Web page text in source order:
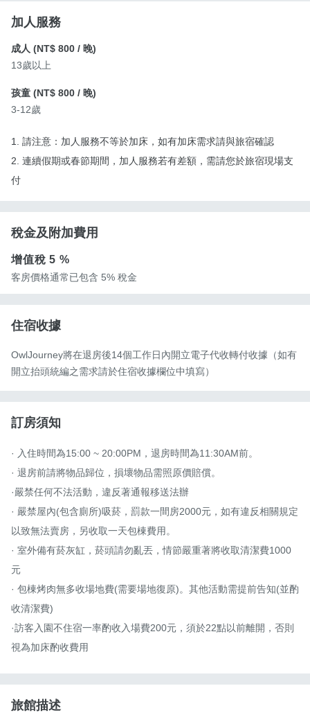
加人服務
成人 (NT$ 800 / 晚)
13歲以上
孩童 (NT$ 800 / 晚)
3-12歲
1. 請注意：加人服務不等於加床，如有加床需求請與旅宿確認
2. 連續假期或春節期間，加人服務若有差額，需請您於旅宿現場支
付
稅金及附加費用
增值稅5 %
客房價格通常已包含 5% 稅金
住宿收據
OwlJourney將在退房後14個工作日內開立電子代收轉付收據（如有
開立抬頭統編之需求請於住宿收據欄位中填寫）
訂房須知
· 入住時間為15:00 ~ 20:00PM，退房時間為11:30AM前。
· 退房前請將物品歸位，損壞物品需照原價賠償。
·嚴禁任何不法活動，違反著通報移送法辦
· 嚴禁屋內(包含廁所)吸菸，罰款一間房2000元，如有違反相關規定
以致無法賣房，另收取一天包棟費用。
· 室外備有菸灰缸，菸頭請勿亂丟，情節嚴重著將收取清潔費1000
元
· 包棟烤肉無多收場地費(需要場地復原)。其他活動需提前告知(並酌
收清潔費)
·訪客入園不住宿一率酌收入場費200元，須於22點以前離開，否則
視為加床酌收費用
旅館描述